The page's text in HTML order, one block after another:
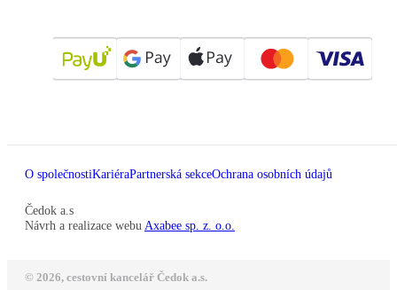
O společnostiKariéraPartnerská sekceOchrana osobních údajů
Čedok a.s
Návrh a realizace webu Axabee sp. z. o.o.
© 2026, cestovní kancelář Čedok a.s.